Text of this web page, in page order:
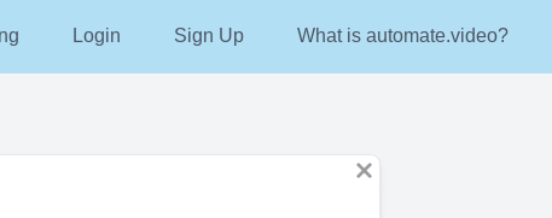
Login Sign Up What is automate.video?